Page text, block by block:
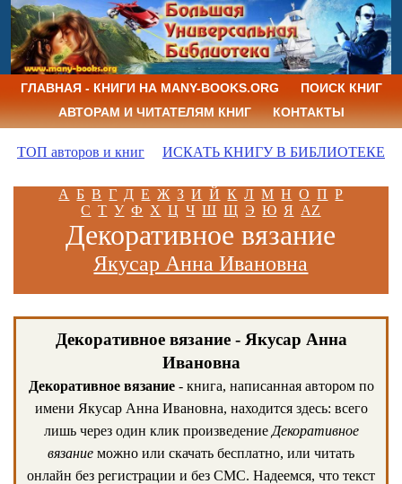
ГЛАВНАЯ - КНИГИ НА MANY-BOOKS.ORG
ПОИСК КНИГ
АВТОРАМ И ЧИТАТЕЛЯМ КНИГ
КОНТАКТЫ
ТОП авторов и книг ИСКАТЬ КНИГУ В БИБЛИОТЕКЕ
А Б В Г Д Е Ж З И Й К Л М Н О П Р
С Т У Ф Х Ц Ч Ш Щ Э Ю Я AZ
Декоративное вязание
Якусар Анна Ивановна
Декоративное вязание - Якусар Анна
Ивановна
Декоративное вязание- книга, написанная автором по
имени Якусар Анна Ивановна, находится здесь: всего
лишь через один клик произведение Декоративное
вязание можно или скачать бесплатно, или читать
онлайн без регистрации и без СМС. Надеемся, что текст